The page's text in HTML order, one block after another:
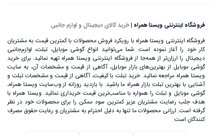
فروشگاه اینترنتی ویستا همراه |خرید کالای دیجیتال و لوازم جانبی
فروشگاه اینترنتی ویستا همراه با رویکرد فروش محصولات با کمترین قیمت به مشتریان
کار خود را آغاز نموده است. شما می‌توانید انواع گوشی موبایل، تبلت، لوازم‌جانبی
دیجیتال را ارزان‌تر از همه‌جا از فروشگاه اینترنتی ویستا همراه تهیه نمائید. برای خرید
گوشی موبایل از بهترین‌های بازار موبایل، آگاهی از قیمت و مشخصات آن، به ‌سایت
ویستا همراه مراجعه نمائید. خرید تبلت با کیفیت، آگاهی از قیمت و مشخصات تبلت و
آشنایی با بهترین تبلت بازار همراه ما باشید. با بازدید روزانه از وب‌سایت ویستا همراه،
گوشی موبایل و تبلت را همواره با مناسب‌ترین قیمت خریداری نمائید. ویستا همراه با
هدف جلب رضایت مشتریان عزیز کمترین سود ممکن را برای محصولات خود در نظر
گرفته است. ارزانی محصولات ما تنها به دلیل احترام به مشتریان و رعایت حقوق مصرف
کنندگان است.